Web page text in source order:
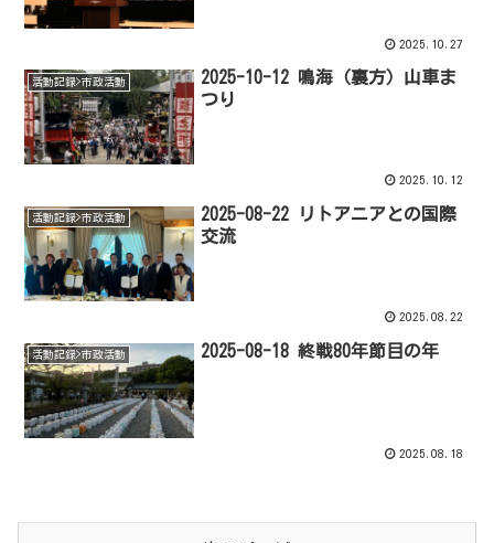
2025.10.27
活動記録>市政活動
2025-10-12 鳴海（裏方）山車ま
つり
2025.10.12
活動記録>市政活動
2025-08-22 リトアニアとの国際
交流
2025.08.22
活動記録>市政活動 2025-08-18 終戦80年節目の年
2025.08.18